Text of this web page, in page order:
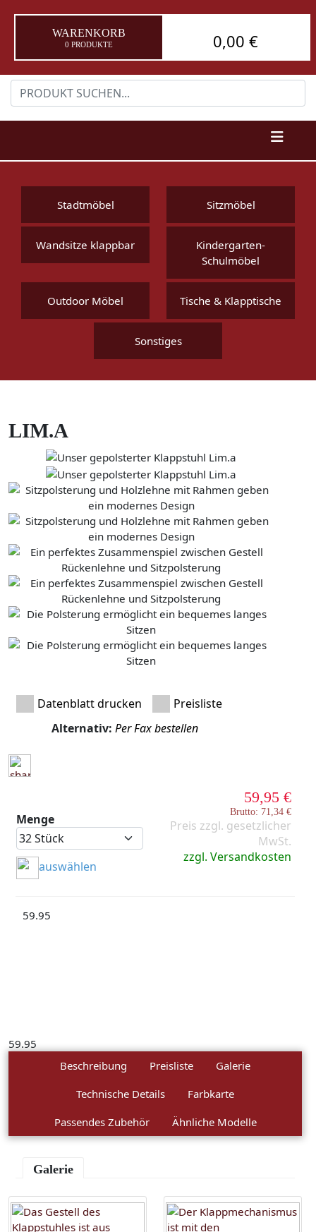
WARENKORB
0 PRODUKTE 0,00 €
Stadtmöbel Sitzmöbel
Wandsitze klappbar
Kindergarten-
Schulmöbel
Outdoor Möbel Tische & Klapptische
Sonstiges
LIM.A
Datenblatt drucken
Preisliste
Alternativ: Per Fax bestellen
Menge
auswählen
59,95 €
Brutto: 71,34 €
Preis zzgl. gesetzlicher
MwSt.
zzgl. Versandkosten
59.95
59.95
Beschreibung
Preisliste
Galerie
Technische Details
Farbkarte
Passendes Zubehör
Ähnliche Modelle
Galerie